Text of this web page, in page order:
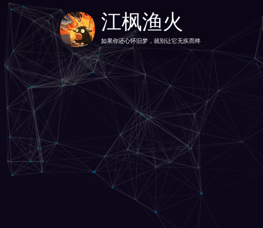
江枫渔火
如果你还心怀旧梦，就别让它无疾而终